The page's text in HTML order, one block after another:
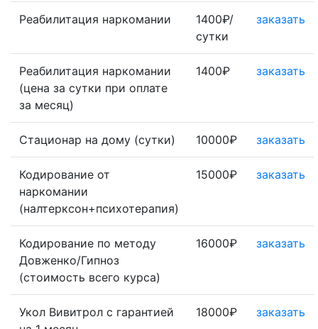
Реабилитация наркомании
1400₽/
сутки
заказать
Реабилитация наркомании
(цена за сутки при оплате
за месяц)
1400₽ заказать
Стационар на дому (сутки) 10000₽ заказать
Кодирование от
наркомании
(налтерксон+психотерапия)
15000₽ заказать
Кодирование по методу
Довженко/Гипноз
(стоимость всего курса)
16000₽ заказать
Укол Вивитрол с гарантией
18000₽ заказать